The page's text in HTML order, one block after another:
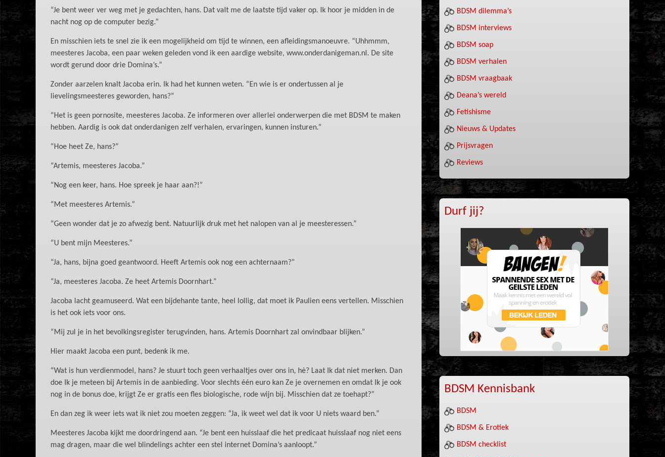
“Je bent weer ver weg met je gedachten, hans. Dat valt me de laatste tijd vaker op. Ik hoor je midden in de
nacht nog op de computer bezig.”
En misschien iets te snel zie ik een mogelijkheid om tijd te winnen, een afleidingsmanoeuvre. “Uhhmmm,
meesteres Jacoba, een paar weken geleden vond ik een aardige website, www.onderdanigeman.nl. De site
wordt gerund door drie Domina’s.”
Zonder aarzelen knalt Jacoba erin. Ik had het kunnen weten. “En wie is er ondertussen al je
lievelingsmeesteres geworden, hans?”
“Het is geen pornosite, meesteres Jacoba. Ze informeren over allerlei onderwerpen die met BDSM te maken
hebben. Aardig is ook dat onderdanigen zelf verhalen, ervaringen, kunnen insturen.”
“Hoe heet Ze, hans?”
“Artemis, meesteres Jacoba.”
“Nog een keer, hans. Hoe spreek je haar aan?!”
“Met meesteres Artemis.”
“Geen wonder dat je zo afwezig bent. Natuurlijk druk met het nalopen van al je meesteressen.”
“U bent mijn Meesteres.”
“Ja, hans, bijna goed geantwoord. Heeft Artemis ook nog een achternaam?”
“Ja, meesteres Jacoba. Ze heet Artemis Doornhart.”
Jacoba lacht geamuseerd. Wat een bijdehante tante, heel lollig, dat moet ik Paulien eens vertellen. Misschien
is het ook iets voor ons.
“Mij zul je in het bevolkingsregister terugvinden, hans. Artemis Doornhart zal onvindbaar blijken.”
Hier maakt Jacoba een punt, bedenk ik me.
“Wat is hun verdienmodel, hans? Je stuurt toch geen verhaaltjes over ons in, hè? Laat Ik dat niet merken. Dan
doe Ik je meteen bij Artemis in de aanbieding. Voor slechts één euro kan Ze je overnemen en omdat Ik je ook
nog in de bonus doe, krijgt Ze er gratis een fles biologische, rode wijn bij. Misschien dat ze toehapt?”
En dan zeg ik weer iets wat ik niet zou moeten zeggen: “Ja, ik weet wel dat ik voor U niets waard ben.”
Meesteres Jacoba kijkt me doordringend aan. “Je bent een huisslaaf die het predicaat huisslaaf nog niet eens
mag dragen, maar die wel blindelings achter een stel internet Domina’s aanloopt.”
BDSM dilemma’s
BDSM interviews
BDSM soap
BDSM verhalen
BDSM vraagbaak
Deana’s wereld
Fetishisme
Nieuws & Updates
Prijsvragen
Reviews
Durf jij?
BDSM Kennisbank
BDSM
BDSM & Erotiek
BDSM checklist